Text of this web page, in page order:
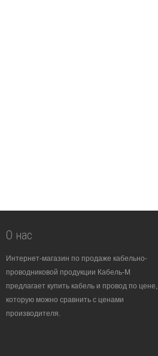
О нас
Интернет-магазин по продаже кабельно-
проводниковой продукции Кабель-М
предлагает купить кабель и провод по цене,
которую можно сравнить с ценами
производителя.